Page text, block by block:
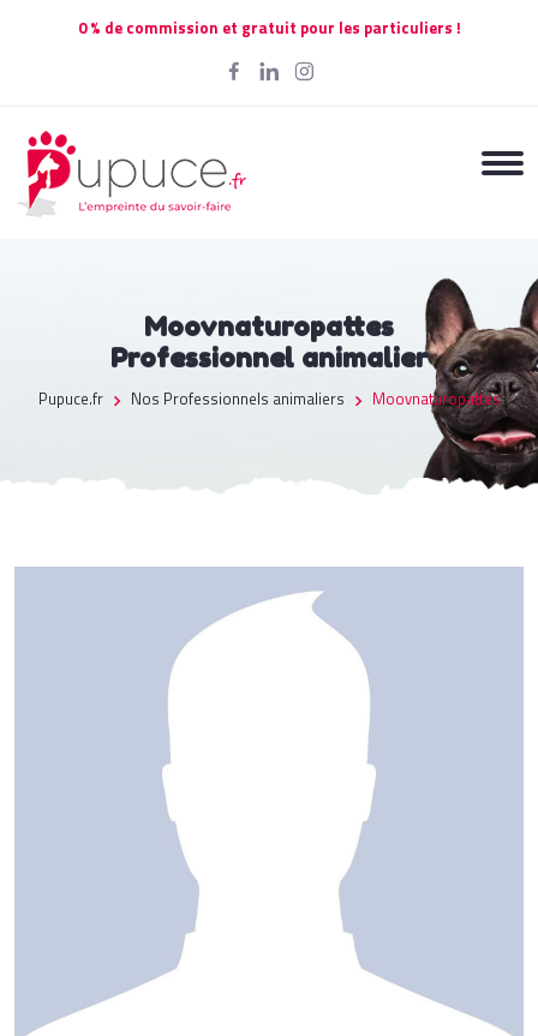
0 % de commission et gratuit pour les particuliers !
Moovnaturopattes
Professionnel animalier
Pupuce.fr Nos Professionnels animaliers Moovnaturopattes